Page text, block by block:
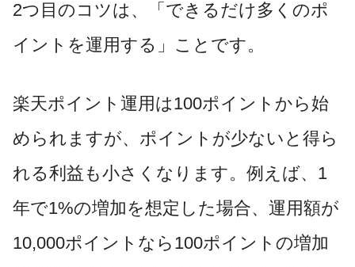
2つ目のコツは、「できるだけ多くのポ
イントを運用する」ことです。
楽天ポイント運用は100ポイントから始
められますが、ポイントが少ないと得ら
れる利益も小さくなります。例えば、1
年で1%の増加を想定した場合、運用額が
10,000ポイントなら100ポイントの増加